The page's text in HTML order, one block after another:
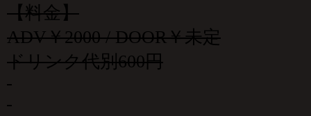
【料金】
ADV￥2000 / DOOR￥未定
ドリンク代別600円